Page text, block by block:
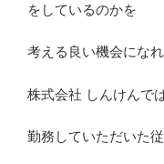
をしているのかを
考える良い機会になれ
株式会社 しんけんで
勤務していただいた